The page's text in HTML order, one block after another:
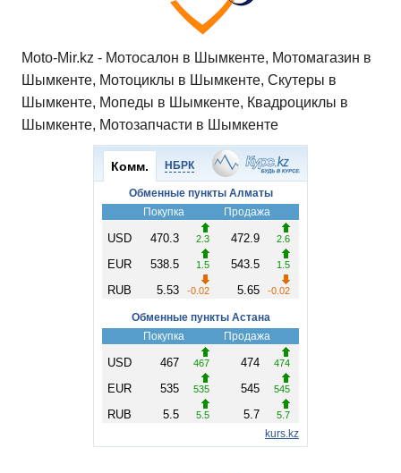
Moto-Mir.kz - Мотосалон в Шымкенте, Мотомагазин в
Шымкенте, Мотоциклы в Шымкенте, Скутеры в
Шымкенте, Мопеды в Шымкенте, Квадроциклы в
Шымкенте, Мотозапчасти в Шымкенте